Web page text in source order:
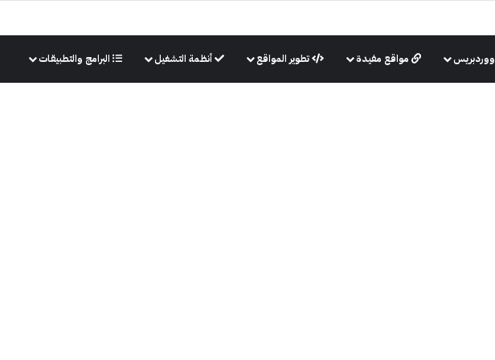
ووردبريس مواقع مفيدة تطوير المواقع أنظمة التشغيل البرامج والتطبيقات